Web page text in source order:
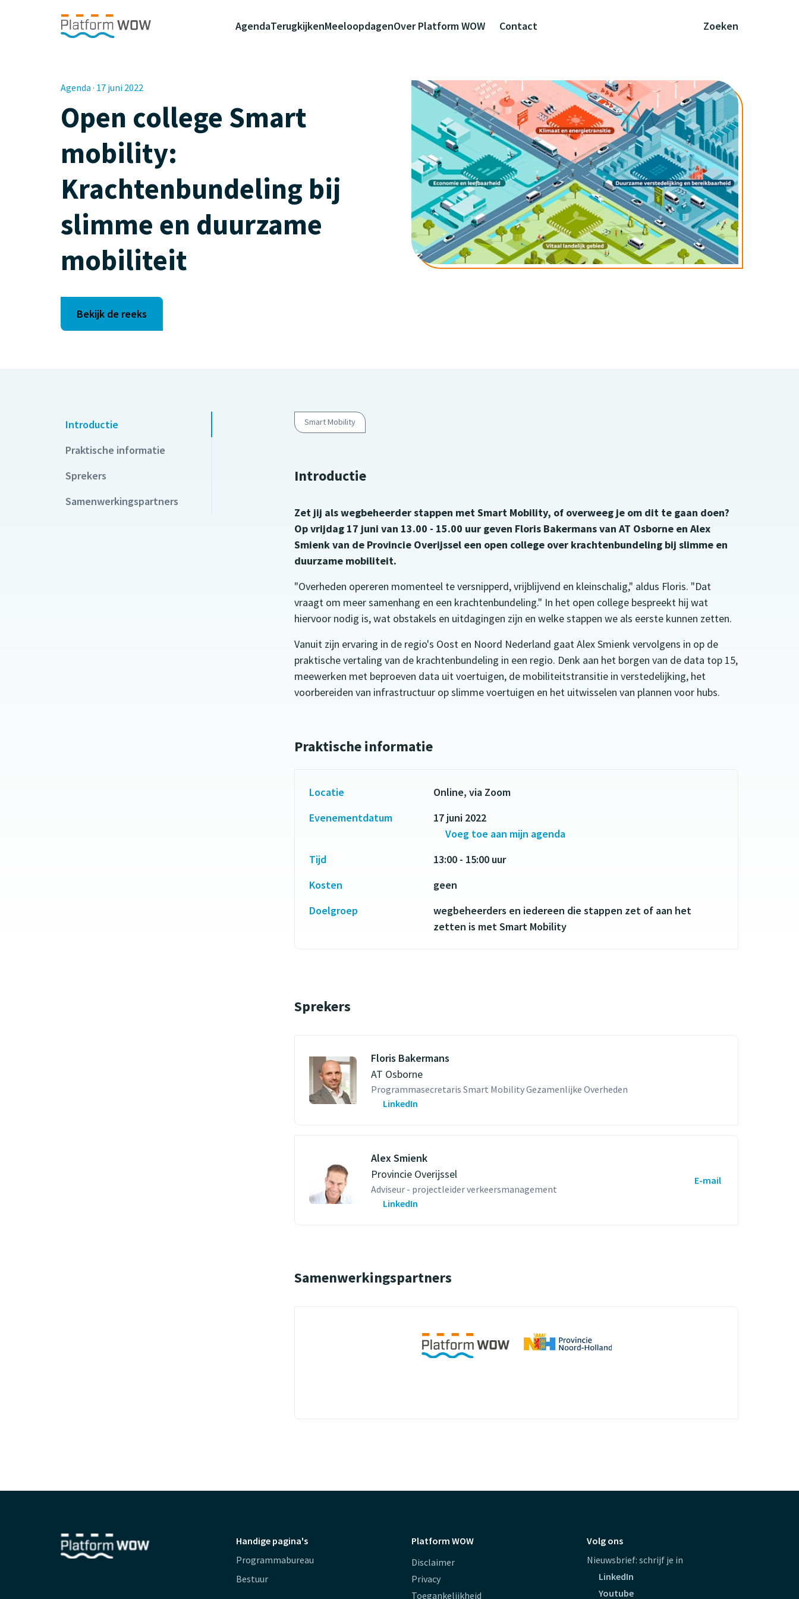
AgendaTerugkijkenMeeloopdagenOver Platform WOW Contact Zoeken
Agenda · 17 juni 2022
Open college Smart
mobility:
Krachtenbundeling bij
slimme en duurzame
mobiliteit
Bekijk de reeks
Introductie
Praktische informatie
Sprekers
Samenwerkingspartners
Smart Mobility
Introductie
Zet jij als wegbeheerder stappen met Smart Mobility, of overweeg je om dit te gaan doen?
Op vrijdag 17 juni van 13.00 - 15.00 uur geven Floris Bakermans van AT Osborne en Alex
Smienk van de Provincie Overijssel een open college over krachtenbundeling bij slimme en
duurzame mobiliteit.
"Overheden opereren momenteel te versnipperd, vrijblijvend en kleinschalig," aldus Floris. "Dat
vraagt om meer samenhang en een krachtenbundeling." In het open college bespreekt hij wat
hiervoor nodig is, wat obstakels en uitdagingen zijn en welke stappen we als eerste kunnen zetten.
Vanuit zijn ervaring in de regio's Oost en Noord Nederland gaat Alex Smienk vervolgens in op de
praktische vertaling van de krachtenbundeling in een regio. Denk aan het borgen van de data top 15,
meewerken met beproeven data uit voertuigen, de mobiliteitstransitie in verstedelijking, het
voorbereiden van infrastructuur op slimme voertuigen en het uitwisselen van plannen voor hubs.
Praktische informatie
Locatie
Online, via Zoom
Evenementdatum
17 juni 2022
Voeg toe aan mijn agenda
Tijd
13:00 - 15:00 uur
Kosten
geen
Doelgroep
wegbeheerders en iedereen die stappen zet of aan het
zetten is met Smart Mobility
Sprekers
Floris Bakermans
AT Osborne
Programmasecretaris Smart Mobility Gezamenlijke Overheden
LinkedIn
Alex Smienk
Provincie Overijssel
Adviseur - projectleider verkeersmanagement
LinkedIn
E-mail
Samenwerkingspartners
Handige pagina's
Programmabureau
Bestuur
Platform WOW
Disclaimer
Privacy
Toegankelijkheid
Volg ons
Nieuwsbrief: schrijf je in
LinkedIn
Youtube